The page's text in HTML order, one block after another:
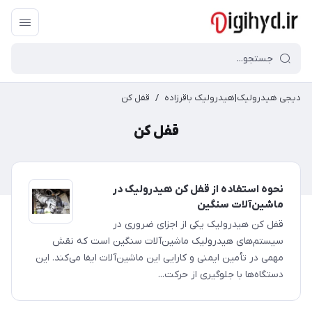
دیجی هیدرولیک|هیدرولیک باقرزاده / قفل کن
قفل کن
نحوه استفاده از قفل کن هیدرولیک در
ماشین‌آلات سنگین
قفل کن هیدرولیک یکی از اجزای ضروری در
سیستم‌های هیدرولیک ماشین‌آلات سنگین است که نقش
مهمی در تأمین ایمنی و کارایی این ماشین‌آلات ایفا می‌کند. این
دستگاه‌ها با جلوگیری از حرکت...